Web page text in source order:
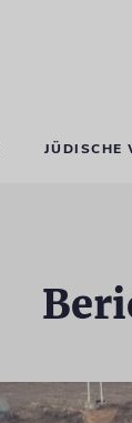
JÜDISCHE